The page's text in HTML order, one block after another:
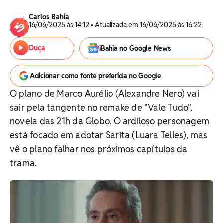
Carlos Bahia
16/06/2025 às 14:12 • Atualizada em 16/06/2025 às 16:22
Ouça iBahia no Google News
Adicionar como fonte preferida no Google
O plano de Marco Aurélio (Alexandre Nero) vai
sair pela tangente no remake de "Vale Tudo",
novela das 21h da Globo. O ardiloso personagem
está focado em adotar Sarita (Luara Telles), mas
vê o plano falhar nos próximos capítulos da
trama.